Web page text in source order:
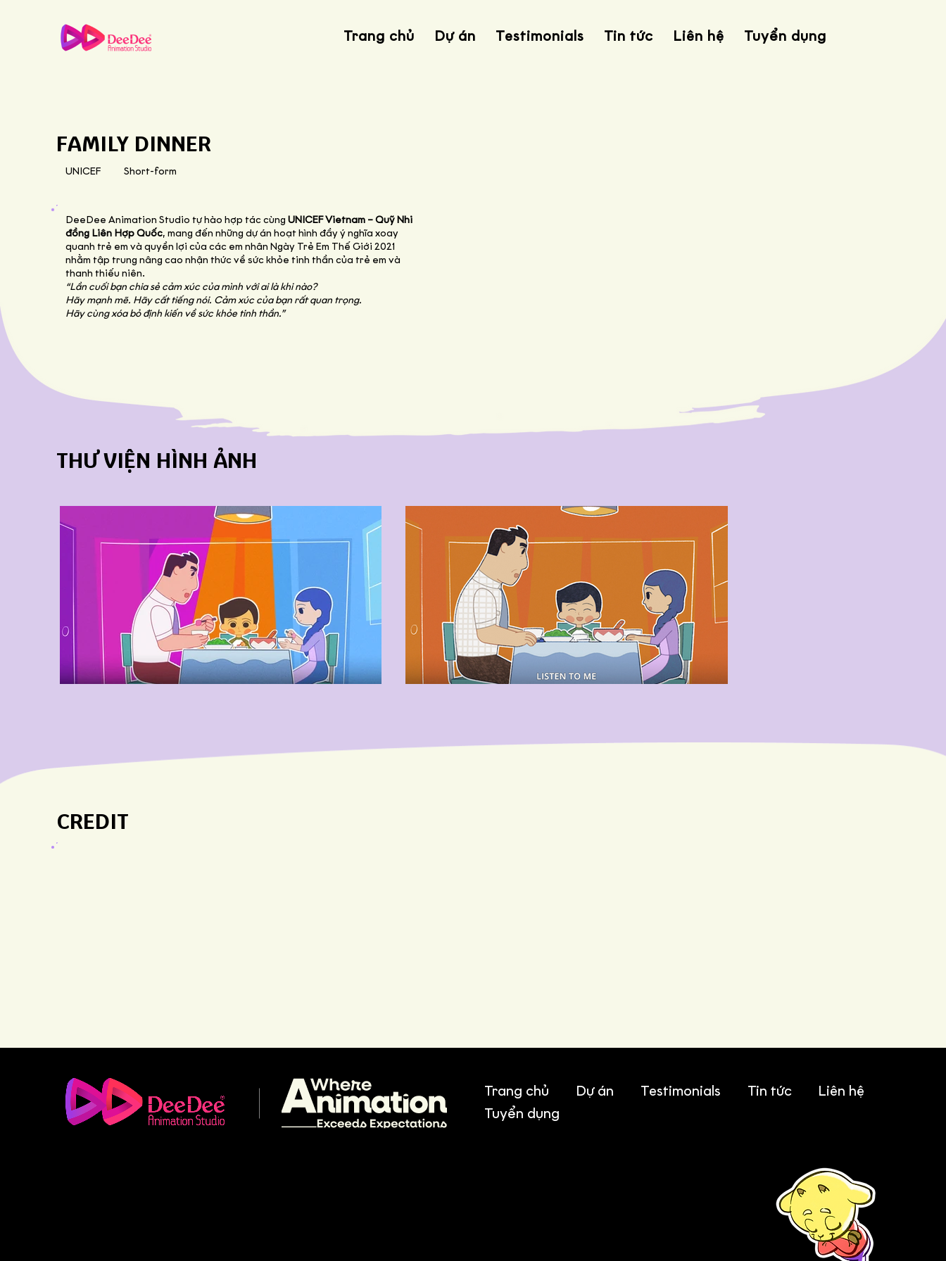
Trang chủ Dự án Testimonials Tin tức Liên hệ Tuyển dụng
FAMILY DINNER
UNICEF Short-form
DeeDee Animation Studio tự hào hợp tác cùng UNICEF Vietnam – Quỹ Nhi
đồng Liên Hợp Quốc, mang đến những dự án hoạt hình đầy ý nghĩa xoay
quanh trẻ em và quyền lợi của các em nhân Ngày Trẻ Em Thế Giới 2021
nhằm tập trung nâng cao nhận thức về sức khỏe tinh thần của trẻ em và
thanh thiếu niên.
“Lần cuối bạn chia sẻ cảm xúc của mình với ai là khi nào?
Hãy mạnh mẽ. Hãy cất tiếng nói. Cảm xúc của bạn rất quan trọng.
Hãy cùng xóa bỏ định kiến về sức khỏe tinh thần.”
THƯ VIỆN HÌNH ẢNH
CREDIT
Trang chủ Dự án Testimonials Tin tức
Liên hệ
Tuyển dụng